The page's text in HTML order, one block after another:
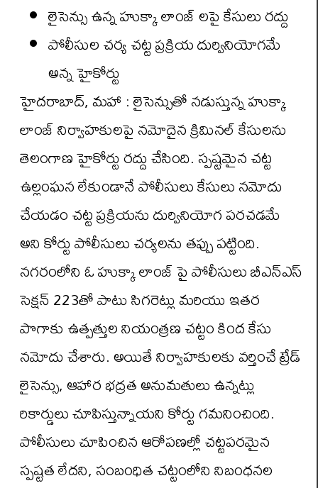
లైసెన్సు ఉన్న హుక్కా లాంజ్ లపై కేసులు రద్దు
పోలీసుల చర్య చట్ట ప్రక్రియ దుర్వినియోగమే
అన్న హైకోర్టు
హైదరాబాద్, మహా : లైసెన్సుతో నడుస్తున్న హుక్కా
లాంజ్ నిర్వాహకులపై నమోదైన క్రిమినల్ కేసులను
తెలంగాణ హైకోర్టు రద్దు చేసింది. స్పష్టమైన చట్ట
ఉల్లంఘన లేకుండానే పోలీసులు కేసులు నమోదు
చేయడం చట్ట ప్రక్రియను దుర్వినియోగ పరచడమే
అని కోర్టు పోలీసులు చర్యలను తప్పు పట్టింది.
నగరంలోని ఓ హుక్కా లాంజ్ పై పోలీసులు బీఎన్ఎస్
సెక్షన్ 223తో పాటు సిగరెట్లు మరియు ఇతర
పొగాకు ఉత్పత్తుల నియంత్రణ చట్టం కింద కేసు
నమోదు చేశారు. అయితే నిర్వాహకులకు వర్తించే ట్రేడ్
లైసెన్సు, ఆహార భద్రత అనుమతులు ఉన్నట్లు
రికార్డులు చూపిస్తున్నాయని కోర్టు గమనించింది.
పోలీసులు చూపించిన ఆరోపణల్లో చట్టపరమైన
స్పష్టత లేదని, సంబంధిత చట్టంలోని నిబంధనల